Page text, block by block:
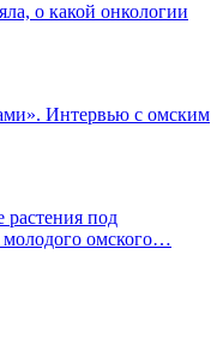
о какой онкологии
Интервью с омским
под
молодого омского…